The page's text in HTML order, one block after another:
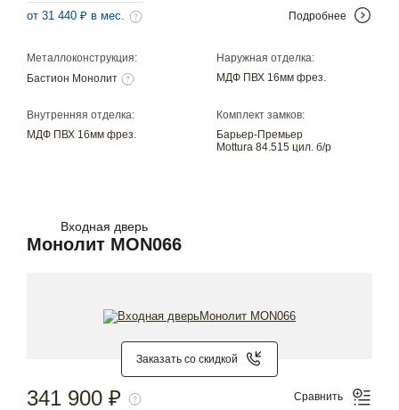
Металлоконструкция:
Бастион Монолит
Наружная отделка:
МДФ ПВХ 16мм фрез.
Внутренняя отделка:
МДФ ПВХ 16мм фрез.
Комплект замков:
Барьер-Премьер
Mottura 84.515 цил. б/р
от 31 440 ₽ в мес. Подробнее
Входная дверь
Монолит MON066
Заказать со скидкой
341 900 ₽ Сравнить